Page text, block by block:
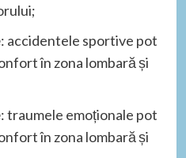
: accidentele sportive pot
în zona lombară și
: traumele emoționale pot
în zona lombară și